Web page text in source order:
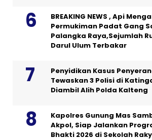
BREAKING NEWS , Api
Permukiman Padat Gang
Palangka Raya,Sejumlah
Darul Ulum Terbakar
Penyidikan Kasus
Tewaskan 3 Polisi di
Diambil Alih Polda Kalteng
Kapolres Gunung Mas
Akpol, Siap Jalankan
Bhakti 2026 di Sekolah